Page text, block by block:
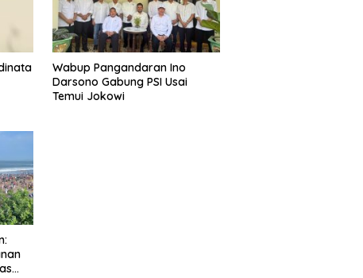
Wabup Pangandaran Ino
Darsono Gabung PSI Usai
Temui Jokowi